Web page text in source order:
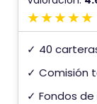
✓ 40
✓ Comisión
✓ Fondos